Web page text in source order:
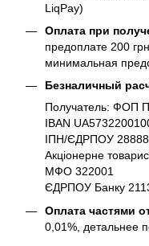
LiqPay)
Оплата при
предоплате 200
минимальная
Безналичный
Получатель: ФОП
IBAN
ІПН/ЄДРПОУ
Акціонерне
МФО 322001
ЄДРПОУ Банку
Оплата частями
0,01%, детальнее